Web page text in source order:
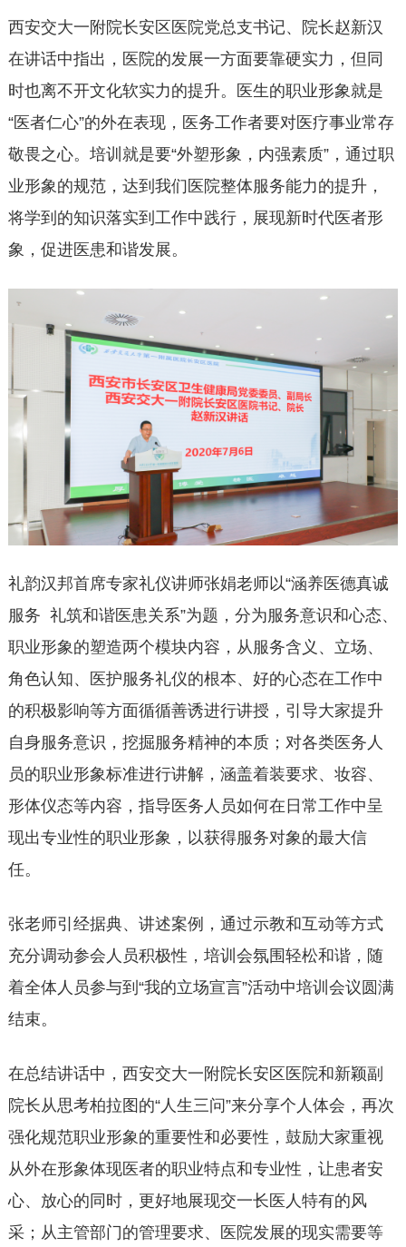
西安交大一附院长安区医院党总支书记、院长赵新汉
在讲话中指出，医院的发展一方面要靠硬实力，但同
时也离不开文化软实力的提升。医生的职业形象就是
“医者仁心”的外在表现，医务工作者要对医疗事业常存
敬畏之心。培训就是要“外塑形象，内强素质”，通过职
业形象的规范，达到我们医院整体服务能力的提升，
将学到的知识落实到工作中践行，展现新时代医者形
象，促进医患和谐发展。
礼韵汉邦首席专家礼仪讲师张娟老师以“涵养医德真诚
服务 礼筑和谐医患关系”为题，分为服务意识和心态、
职业形象的塑造两个模块内容，从服务含义、立场、
角色认知、医护服务礼仪的根本、好的心态在工作中
的积极影响等方面循循善诱进行讲授，引导大家提升
自身服务意识，挖掘服务精神的本质；对各类医务人
员的职业形象标准进行讲解，涵盖着装要求、妆容、
形体仪态等内容，指导医务人员如何在日常工作中呈
现出专业性的职业形象，以获得服务对象的最大信
任。
张老师引经据典、讲述案例，通过示教和互动等方式
充分调动参会人员积极性，培训会氛围轻松和谐，随
着全体人员参与到“我的立场宣言”活动中培训会议圆满
结束。
在总结讲话中，西安交大一附院长安区医院和新颖副
院长从思考柏拉图的“人生三问”来分享个人体会，再次
强化规范职业形象的重要性和必要性，鼓励大家重视
从外在形象体现医者的职业特点和专业性，让患者安
心、放心的同时，更好地展现交一长医人特有的风
采；从主管部门的管理要求、医院发展的现实需要等